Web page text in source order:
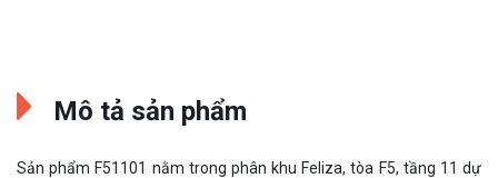
Mô tả sản phẩm
Sản phẩm F51101 nằm trong phân khu Feliza, tòa F5, tầng 11 dự